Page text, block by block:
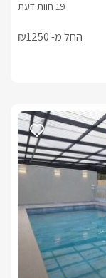
החל מ- ₪1250